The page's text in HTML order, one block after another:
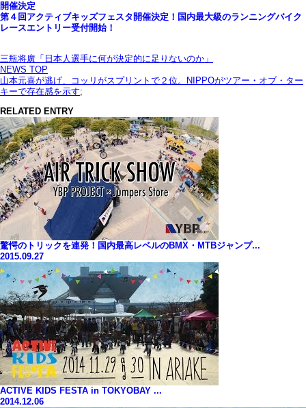
開催決定
第４回アクティブキッズフェスタ開催決定！国内最大級のランニングバイク
レースエントリー受付開始！
三瓶将廣「日本人選手に何が決定的に足りないのか」
NEWS TOP
山本元喜が逃げ、コッリがスプリントで２位。NIPPOがツアー・オブ・ター
キーで存在感を示す;
RELATED ENTRY
驚愕のトリックを連発！国内最高レベルのBMX・MTBジャンプ...
2015.09.27
ACTIVE KIDS FESTA in TOKYOBAY ...
2014.12.06